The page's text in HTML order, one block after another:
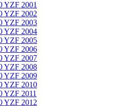
YZF 2001
YZF 2002
YZF 2003
YZF 2004
YZF 2005
YZF 2006
YZF 2007
YZF 2008
YZF 2009
YZF 2010
YZF 2011
YZF 2012